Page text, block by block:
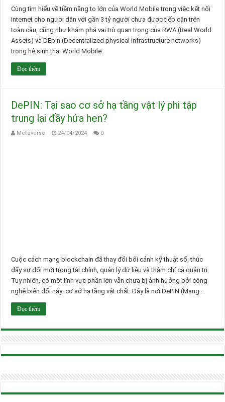
Cùng tìm hiểu về tiềm năng to lớn của World Mobile trong việc kết nối
internet cho người dân với gần 3 tỷ người chưa được tiếp cận trên
toàn cầu, cũng như khám phá vai trò quan trọng của RWA (Real World
Assets) và DEpin (Decentralized physical infrastructure networks)
trong hệ sinh thái World Mobile.
Đọc thêm
DePIN: Tại sao cơ sở hạ tầng vật lý phi tập
trung lại đầy hứa hẹn?
Metaverse 24/04/2024 0
Cuộc cách mạng blockchain đã thay đổi bối cảnh kỹ thuật số, thúc
đẩy sự đổi mới trong tài chính, quản lý dữ liệu và thậm chí cả quản trị.
Tuy nhiên, có một lĩnh vực phần lớn vẫn chưa bị ảnh hưởng bởi công
nghệ biến đổi này: cơ sở hạ tầng vật chất. Đây là nơi DePIN (Mạng …
Đọc thêm